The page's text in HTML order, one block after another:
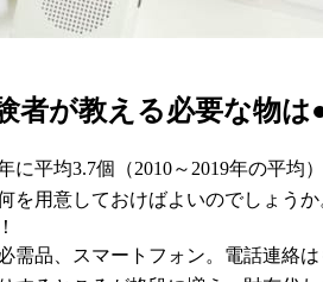
者が教える必要な物は
に平均3.7個（2010～2019年の平
を用意しておけばよいのでしょう
需品、スマートフォン。電話連絡